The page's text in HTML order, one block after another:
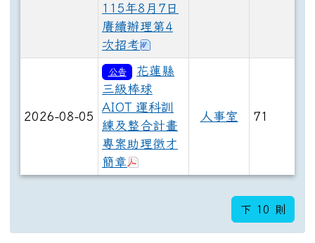
115年8月7日
賡續辦理第4
次招考
2026-08-05
公告
花蓮縣
三級棒球
AIOT 運科訓
練及整合計畫
專案助理徵才
簡章
人事室 71
下 10 則